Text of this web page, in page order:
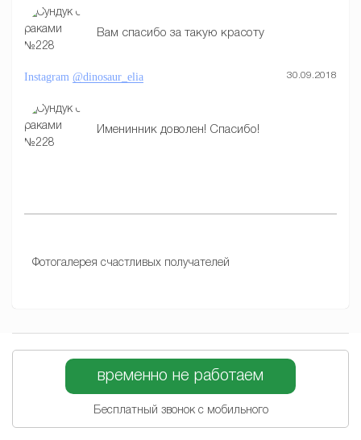
Вам спасибо за такую красоту
Instagram @dinosaur_elia 30.09.2018
Именинник доволен! Спасибо!
Фотогалерея счастливых получателей
временно не работаем
Бесплатный звонок с мобильного